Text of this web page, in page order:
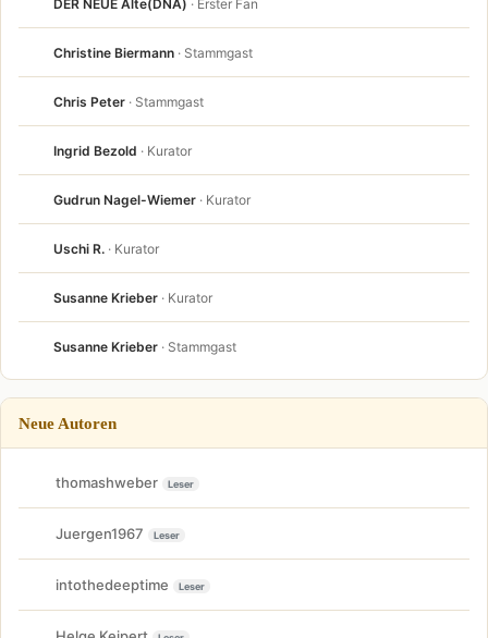
DER NEUE Alte(DNA) · Erster Fan
Christine Biermann · Stammgast
Chris Peter · Stammgast
Ingrid Bezold · Kurator
Gudrun Nagel-Wiemer · Kurator
Uschi R. · Kurator
Susanne Krieber · Kurator
Susanne Krieber · Stammgast
Neue Autoren
thomashweber Leser
Juergen1967 Leser
intothedeeptime Leser